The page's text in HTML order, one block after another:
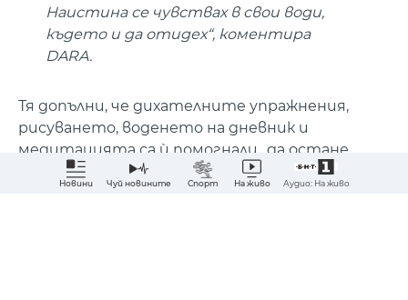
Наистина се чувствах в свои води,
където и да отидех“, коментира
DARA.
Тя допълни, че дихателните упражнения,
рисуването, воденето на дневник и
медитацията са ѝ помогнали „да остане
балансирана“.
Новини Чуй новините Спорт На живо Аудио: На живо